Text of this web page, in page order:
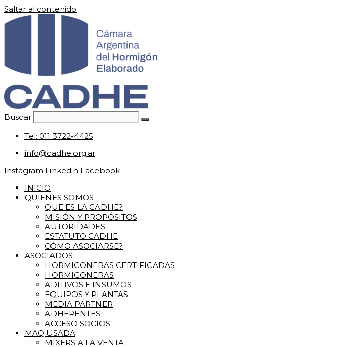
Saltar al contenido
Buscar
Tel: 011 3722-4425
info@cadhe.org.ar
Instagram Linkedin Facebook
INICIO
QUIENES SOMOS
QUE ES LA CADHE?
MISIÓN Y PROPÓSITOS
AUTORIDADES
ESTATUTO CADHE
CÓMO ASOCIARSE?
ASOCIADOS
HORMIGONERAS CERTIFICADAS
HORMIGONERAS
ADITIVOS E INSUMOS
EQUIPOS Y PLANTAS
MEDIA PARTNER
ADHERENTES
ACCESO SOCIOS
MAQ USADA
MIXERS A LA VENTA